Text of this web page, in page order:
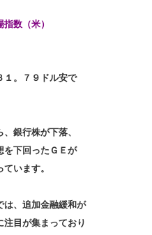
数（米）
１。７９ドル安で
銀行株が下落、
を下回ったＧＥが
います。
は、追加金融緩和が
目が集まっており